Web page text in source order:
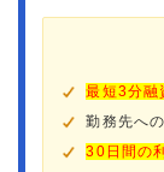
最短3分融
勤務先へ
30日間の